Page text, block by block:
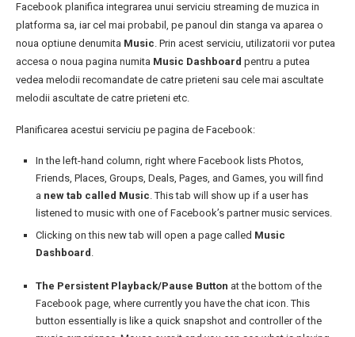
Facebook planifica integrarea unui serviciu streaming de muzica in
platforma sa, iar cel mai probabil, pe panoul din stanga va aparea o
noua optiune denumita Music. Prin acest serviciu, utilizatorii vor putea
accesa o noua pagina numita Music Dashboard pentru a putea
vedea melodii recomandate de catre prieteni sau cele mai ascultate
melodii ascultate de catre prieteni etc.
Planificarea acestui serviciu pe pagina de Facebook:
In the left-hand column, right where Facebook lists Photos,
Friends, Places, Groups, Deals, Pages, and Games, you will find
a new tab called Music. This tab will show up if a user has
listened to music with one of Facebook’s partner music services.
Clicking on this new tab will open a page called Music
Dashboard .
The Persistent Playback/Pause Button at the bottom of the
Facebook page, where currently you have the chat icon. This
button essentially is like a quick snapshot and controller of the